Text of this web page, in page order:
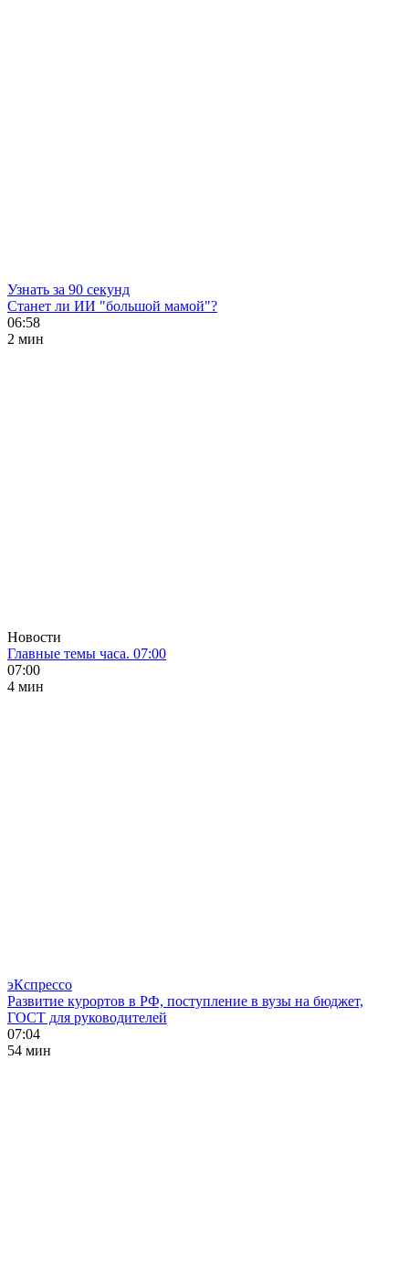
Узнать за 90 секунд
Станет ли ИИ "большой мамой"?
06:58
2 мин
Новости
Главные темы часа. 07:00
07:00
4 мин
эКспрессо
Развитие курортов в РФ, поступление в вузы на бюджет,
ГОСТ для руководителей
07:04
54 мин